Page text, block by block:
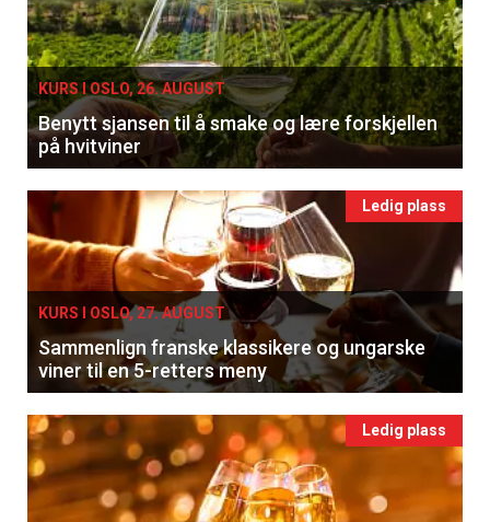
KURS I OSLO, 26. AUGUST
Benytt sjansen til å smake og lære forskjellen
på hvitviner
Ledig plass
KURS I OSLO, 27. AUGUST
Sammenlign franske klassikere og ungarske
viner til en 5-retters meny
Ledig plass